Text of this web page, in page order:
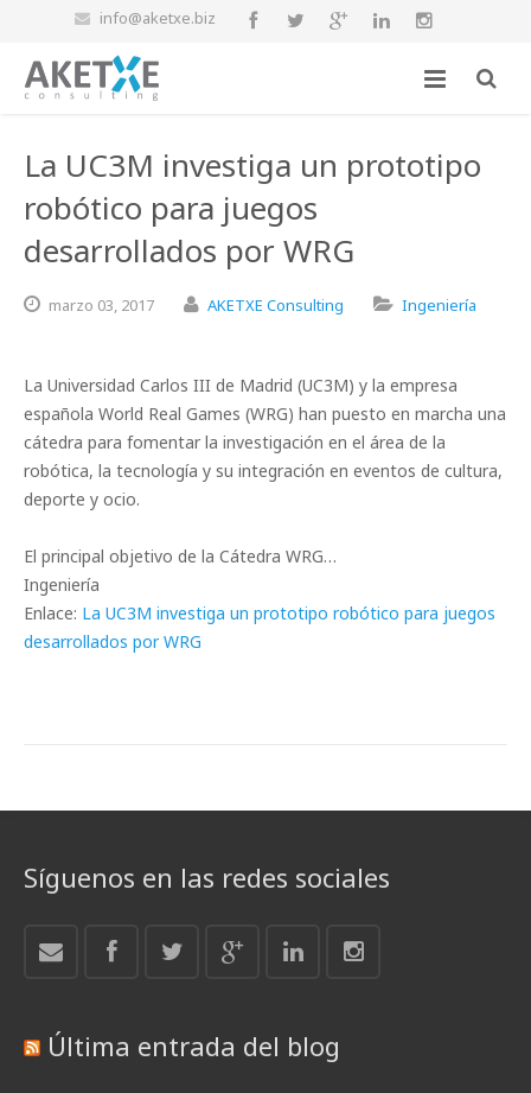
info@aketxe.biz
La UC3M investiga un prototipo
robótico para juegos
desarrollados por WRG
marzo 03, 2017 AKETXE Consulting Ingeniería
La Universidad Carlos III de Madrid (UC3M) y la empresa
española World Real Games (WRG) han puesto en marcha una
cátedra para fomentar la investigación en el área de la
robótica, la tecnología y su integración en eventos de cultura,
deporte y ocio.
El principal objetivo de la Cátedra WRG…
Ingeniería
Enlace: La UC3M investiga un prototipo robótico para juegos
desarrollados por WRG
Síguenos en las redes sociales
Última entrada del blog